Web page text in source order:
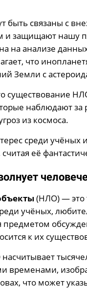
быть связаны с
и защищают нашу
на анализе
что
Земли с
существование
наблюдают за
из космоса.
среди
её
(НЛО) — это
учёных,
предметом
к их
временами,
что может